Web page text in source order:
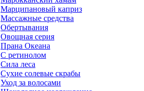
Марципановый каприз
Массажные средства
Обертывания
Овощная серия
Прана Океана
С ретинолом
Сила леса
Сухие солевые скрабы
Уход за волосами